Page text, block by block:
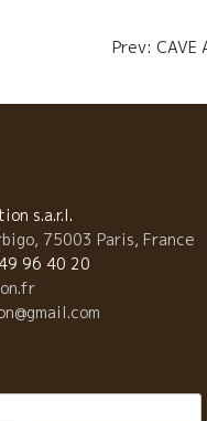
Prev: CAVE
s.a.r.l.
75003 Paris, France
96 40 20